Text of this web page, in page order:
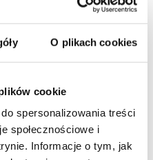
O plikach cookies
cookie
spersonalizowania treści
społecznościowe i
Informacje o tym, jak
rok, żyją blisko 74
autyzmu.
diagnoz, do czego
Całkowita
Wiele dzieci i wielu
ważne jest to, aby stale
grupom mogą utrudniać
doświadczenie
latach staramy się